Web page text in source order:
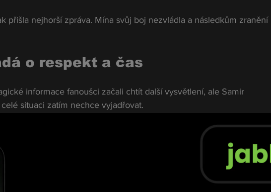
přišla nejhorší zpráva. Mína svůj boj nezvládla a následkům zranění
o respekt a čas
informace fanoušci začali chtít další vysvětlení, ale Samir
situaci zatím nechce vyjadřovat.
poprosit, abyste respektovali, že se tu nechci k celé situaci
jsem v Thajsku, tak o tom mluvit nebudu. Až budu v bezpečí v
co se tady stalo,“
situace velmi náročná a měl pocit, že na všechno zůstal sám.